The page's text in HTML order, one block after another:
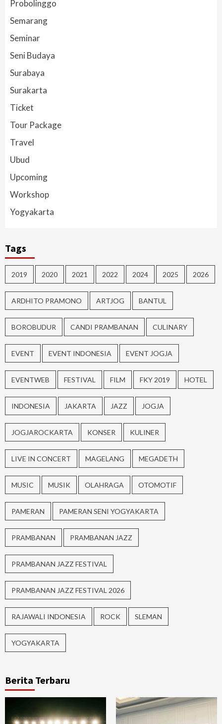
Probolinggo
Semarang
Seminar
Seni Budaya
Surabaya
Surakarta
Ticket
Tour Package
Travel
Ubud
Upcoming
Workshop
Yogyakarta
Tags
2019 2020 2021 2022 2024 2025 2026
ARDHITO PRAMONO ARTJOG BANTUL
BOROBUDUR CANDI PRAMBANAN CULINARY
EVENT EVENT INDONESIA EVENT JOGJA
EVENTWEB FESTIVAL FILM FKY 2019 HOTEL
INDONESIA JAKARTA JAZZ JOGJA
JOGJAROCKARTA KONSER KULINER
LIVE IN CONCERT MAGELANG MEGADETH
MUSIC MUSIK OLAHRAGA OTOMOTIF
PAMERAN PAMERAN SENI YOGYAKARTA
PRAMBANAN PRAMBANAN JAZZ
PRAMBANAN JAZZ FESTIVAL
PRAMBANAN JAZZ FESTIVAL 2026
RAJAWALI INDONESIA ROCK SLEMAN
YOGYAKARTA
Berita Terbaru